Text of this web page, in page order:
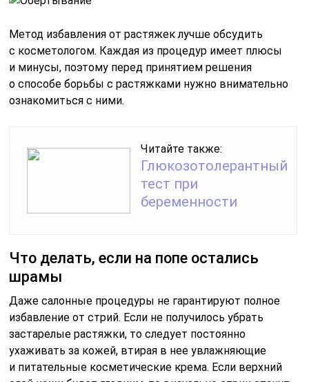
Что делать, если на попе остались
шрамы
Даже салонные процедуры не гарантируют полное
избавление от стрий. Если не получилось убрать
и питательные косметические крема. Если верхний
слой кожи будет гладким, то визуально стрии станут
https://youtube.com/watch?v=n6GaR4yMHjo
Вопрос-ответ
Почему появляются растяжки без
причины?
Причины появления растяжек Появление растяжек
могут спровоцировать три основных фактора:
гормональные нарушения, заболевания
соединительной ткани и стремительное увеличение